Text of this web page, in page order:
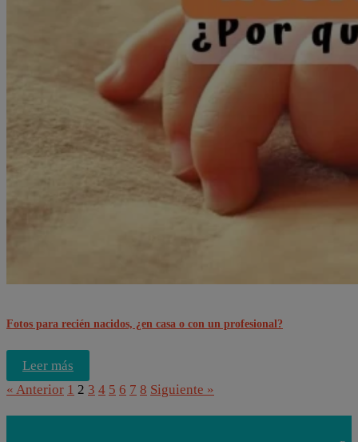
Fotos para recién nacidos, ¿en casa o con un profesional?
Leer más
« Anterior 1 2 3 4 5 6 7 8 Siguiente »